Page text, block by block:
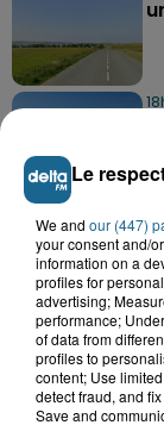
Le
We and our (447)
your consent and/
information on a
profiles for
advertising;
performance;
of data from
profiles to
content; Use
detect fraud, and
Save and